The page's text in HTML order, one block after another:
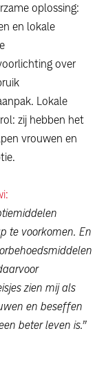
oplossing:
en lokale
over
Lokale
zij hebben het
vrouwen en
te voorkomen. En
zien mij als
en beseffen
beter leven is.”